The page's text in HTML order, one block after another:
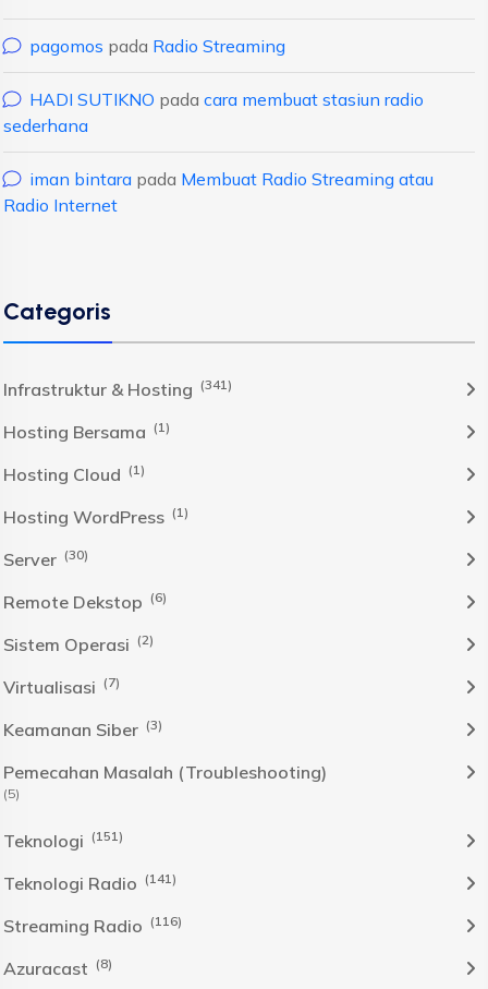
pagomos pada Radio Streaming
HADI SUTIKNO pada cara membuat stasiun radio
sederhana
iman bintara pada Membuat Radio Streaming atau
Radio Internet
Categoris
Infrastruktur & Hosting (341)
Hosting Bersama (1)
Hosting Cloud (1)
Hosting WordPress (1)
Server (30)
Remote Dekstop (6)
Sistem Operasi (2)
Virtualisasi (7)
Keamanan Siber (3)
Pemecahan Masalah (Troubleshooting)
(5)
Teknologi (151)
Teknologi Radio (141)
Streaming Radio (116)
Azuracast (8)